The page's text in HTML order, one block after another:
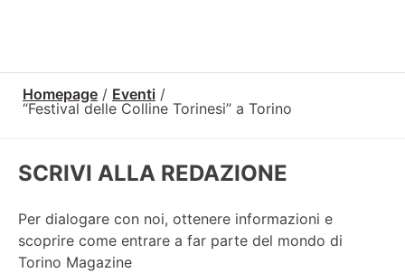
Homepage / Eventi /
“Festival delle Colline Torinesi” a Torino
SCRIVI ALLA REDAZIONE
Per dialogare con noi, ottenere informazioni e
scoprire come entrare a far parte del mondo di
Torino Magazine